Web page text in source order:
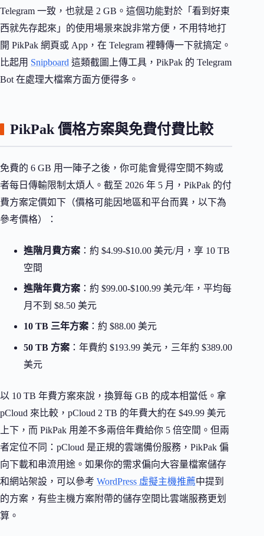
Telegram 一致，也就是 2 GB。這個功能對於「看到好東
西就先存起來」的使用場景來說非常方便，不用特地打
開 PikPak 網頁或 App，在 Telegram 裡轉傳一下就搞定。
比起用 Snipboard 這類截圖上傳工具，PikPak 的 Telegram
Bot 在處理大檔案方面方便得多。
PikPak 價格方案與免費付費比較
免費的 6 GB 用一陣子之後，你可能會覺得空間不夠或
者每日傳輸限制太煩人。截至 2026 年 5 月，PikPak 的付
費方案定價如下（價格可能因地區和平台而異，以下為
參考價格）：
進階月費方案 ：約 $4.99-$10.00 美元/月，享 10 TB
空間
進階年費方案 ：約 $99.00-$100.99 美元/年，平均每
月不到 $8.50 美元
10 TB 三年方案 ：約 $88.00 美元
50 TB 方案 ：年費約 $193.99 美元，三年約 $389.00
美元
以 10 TB 年費方案來說，換算每 GB 的成本相當低。拿
pCloud 來比較，pCloud 2 TB 的年費大約在 $49.99 美元
上下，而 PikPak 用差不多兩倍年費給你 5 倍空間。但兩
者定位不同：pCloud 是正規的雲端備份服務，PikPak 偏
向下載和串流用途。如果你的需求偏向大容量檔案儲存
和網站架設，可以參考 WordPress 虛擬主機推薦中提到
的方案，有些主機方案附帶的儲存空間比雲端服務更划
算。